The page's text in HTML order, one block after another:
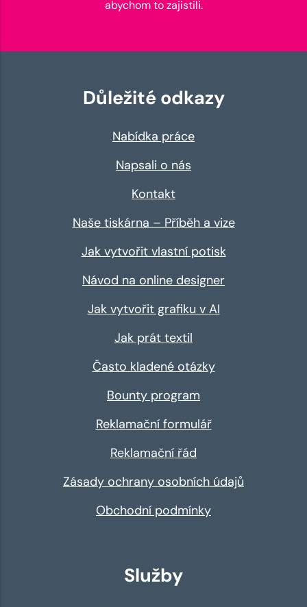
abychom to zajistili.
Důležité odkazy
Nabídka práce
Napsali o nás
Kontakt
Naše tiskárna – Příběh a vize
Jak vytvořit vlastní potisk
Návod na online designer
Jak vytvořit grafiku v AI
Jak prát textil
Často kladené otázky
Bounty program
Reklamační formulář
Reklamační řád
Zásady ochrany osobních údajů
Obchodní podmínky
Služby